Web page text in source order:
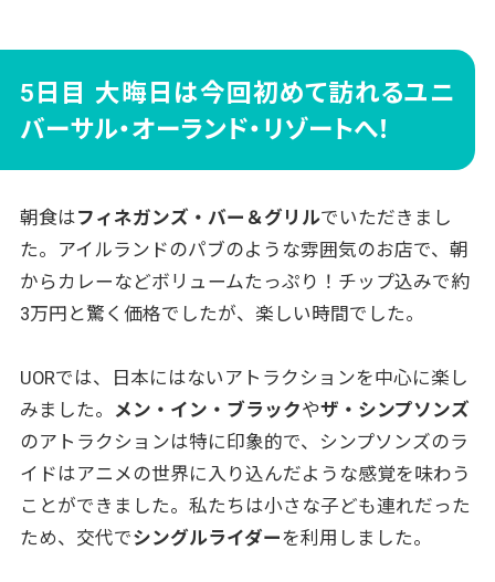
5日目 大晦日は今回初めて訪れるユニ
バーサル・オーランド・リゾートへ！
朝食はフィネガンズ・バー＆グリルでいただきまし
た。アイルランドのパブのような雰囲気のお店で、朝
からカレーなどボリュームたっぷり！チップ込みで約
3万円と驚く価格でしたが、楽しい時間でした。
UORでは、日本にはないアトラクションを中心に楽し
みました。
メン・イン・ブラックやザ・シンプソンズ
のアトラクションは特に印象的で、シンプソンズのラ
イドはアニメの世界に入り込んだような感覚を味わう
ことができました。私たちは小さな子ども連れだった
ため、交代でシングルライダーを利用しました。